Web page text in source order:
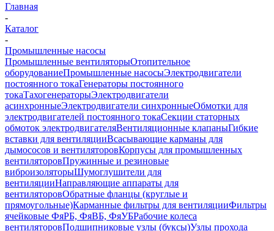
Главная
-
Каталог
-
Промышленные насосы
Промышленные вентиляторыОтопительное
оборудованиеПромышленные насосыЭлектродвигатели
постоянного токаГенераторы постоянного
токаТахогенераторыЭлектродвигатели
асинхронныеЭлектродвигатели синхронныеОбмотки для
электродвигателей постоянного токаСекции статорных
обмоток электродвигателяВентиляционные клапаныГибкие
вставки для вентиляцииВсасывающие карманы для
дымососов и вентиляторовКорпусы для промышленных
вентиляторовПружинные и резиновые
виброизоляторыШумоглушители для
вентиляцииНаправляющие аппараты для
вентиляторовОбратные фланцы (круглые и
прямоугольные)Карманные фильтры для вентиляцииФильтры
ячейковые ФяРБ, ФяВБ, ФяУБРабочие колеса
вентиляторовПодшипниковые узлы (буксы)Узлы прохода